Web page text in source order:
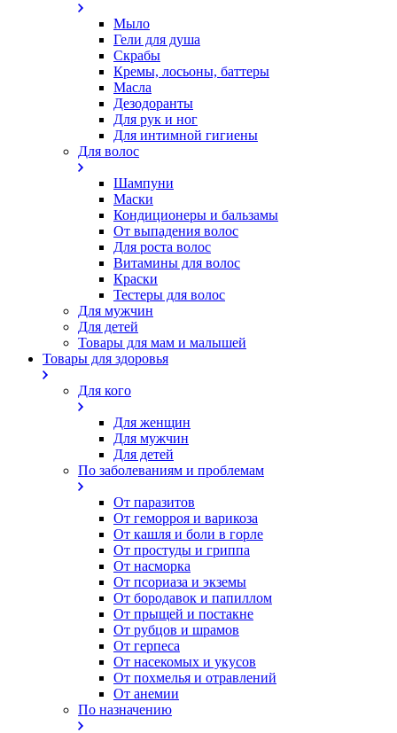
Мыло
Гели для душа
Скрабы
Кремы, лосьоны, баттеры
Масла
Дезодоранты
Для рук и ног
Для интимной гигиены
Для волос
Шампуни
Маски
Кондиционеры и бальзамы
От выпадения волос
Для роста волос
Витамины для волос
Краски
Тестеры для волос
Для мужчин
Для детей
Товары для мам и малышей
Товары для здоровья
Для кого
Для женщин
Для мужчин
Для детей
По заболеваниям и проблемам
От паразитов
Oт геморроя и варикоза
От кашля и боли в горле
От простуды и гриппа
От насморка
Oт псориаза и экземы
От бородавок и папиллом
От прыщей и постакне
От рубцов и шрамов
От герпеса
От насекомых и укусов
От похмелья и отравлений
От анемии
По назначению